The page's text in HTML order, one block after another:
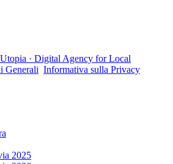
· Digital Agency for Local
Generali Informativa sulla Privacy
2025